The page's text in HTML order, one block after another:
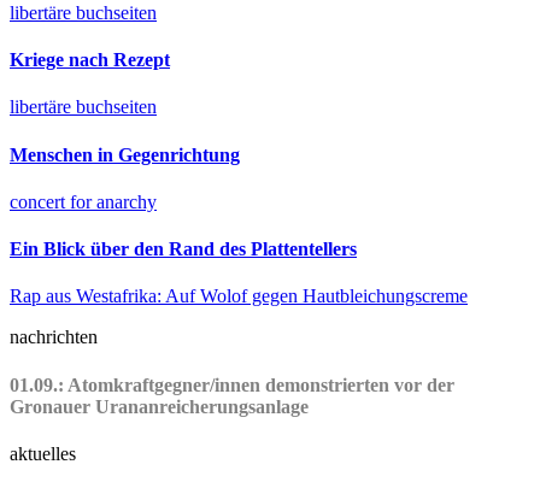
libertäre buchseiten
Kriege nach Rezept
libertäre buchseiten
Menschen in Gegenrichtung
concert for anarchy
Ein Blick über den Rand des Plattentellers
Rap aus Westafrika: Auf Wolof gegen Hautbleichungscreme
nachrichten
01.09.: Atomkraftgegner/innen demonstrierten vor der
Gronauer Urananreicherungsanlage
aktuelles